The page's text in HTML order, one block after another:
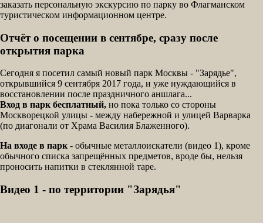
заказать персональную экскурсию по парку во Флагманском
туристическом информационном центре.
Отчёт о посещении в сентябре, сразу после
открытия парка
Сегодня я посетил самый новый парк Москвы - "Зарядье",
открывшийся 9 сентября 2017 года, и уже нуждающийся в
восстановлении после праздничного аншлага...
Вход в парк бесплатный, но пока только со стороны
Москворецкой улицы - между набережной и улицей Варварка
(по диагонали от Храма Василия Блаженного).
На входе в парк - обычные металлоискатели (видео 1), кроме
обычного списка запрещённых предметов, вроде бы, нельзя
проносить напитки в стеклянной таре.
Видео 1 - по территории "Зарядья"